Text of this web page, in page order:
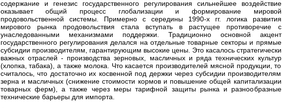
содержание и генезис государственного регулирования сильнейшее воздействие
оказывает общий процесс глобализации и формирование мировой
продовольственной системы. Примерно с середины 1990-х гг. логика развития
мирового рынка продовольствия стала вступать в растущее противоречие с
унаследованными механизмами поддержки. Традиционно основной акцент
государственного регулирования делался на отдельные товарные секторы и прямые
субсидии производителям, гарантирующим высокие цены. Это касалось стратегически
важных отраслей - производства зерновых, масличных и ряда технических культур
(хлопка, табака), а также молока. Что касается производителей мясной продукции, то
считалось, что достаточно их косвенной под держки через субсидии производителям
зерна и масличных (снижение стоимости кормов и повышение общей капитализации
товарных ферм), а также через меры тарифной защиты рынка и разнообразные
технические барьеры для импорта.